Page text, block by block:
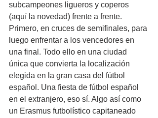
subcampeones ligueros y coperos
(aquí la novedad) frente a frente.
Primero, en cruces de semifinales, para
luego enfrentar a los vencedores en
una final. Todo ello en una ciudad
única que convierta la localización
elegida en la gran casa del fútbol
español. Una fiesta de fútbol español
en el extranjero, eso sí. Algo así como
un Erasmus futbolístico capitaneado